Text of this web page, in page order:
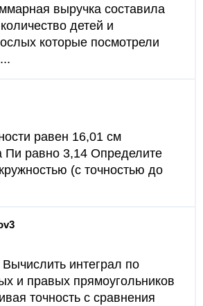
выручка составила
детей и
которые посмотрели
равен 16,01 см
Пи равно 3,14 Определите
(с точностью до
интеграл по
и правых прямоугольников
точность с сравнения